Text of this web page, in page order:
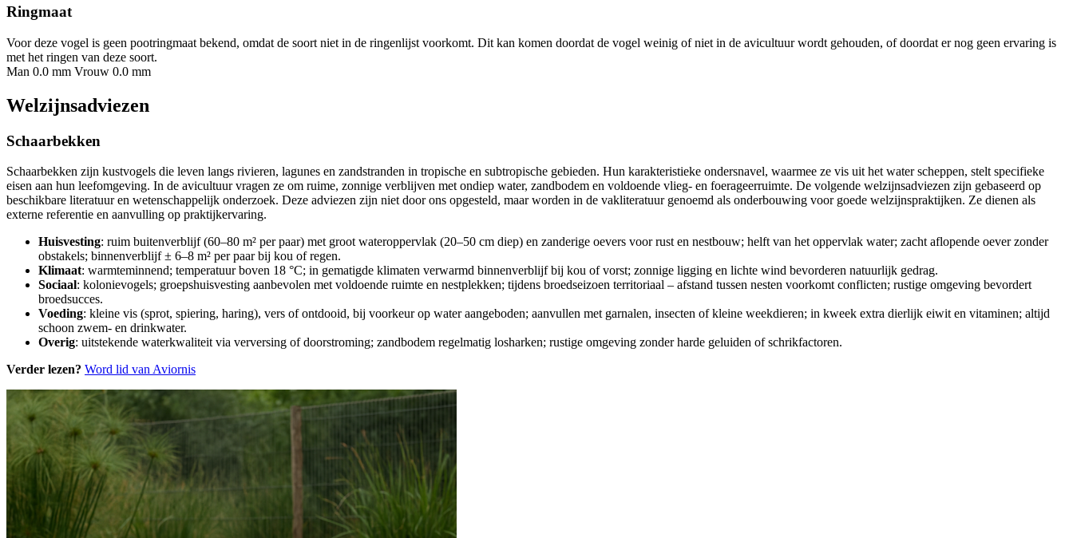
Ringmaat
Voor deze vogel is geen pootringmaat bekend, omdat de soort niet in de ringenlijst voorkomt. Dit kan komen doordat de vogel weinig of niet in de avicultuur wordt gehouden, of doordat er nog geen ervaring is
met het ringen van deze soort.
Man 0.0 mm Vrouw 0.0 mm
Welzijnsadviezen
Schaarbekken
Schaarbekken zijn kustvogels die leven langs rivieren, lagunes en zandstranden in tropische en subtropische gebieden. Hun karakteristieke ondersnavel, waarmee ze vis uit het water scheppen, stelt specifieke
eisen aan hun leefomgeving. In de avicultuur vragen ze om ruime, zonnige verblijven met ondiep water, zandbodem en voldoende vlieg- en foerageerruimte. De volgende welzijnsadviezen zijn gebaseerd op
beschikbare literatuur en wetenschappelijk onderzoek. Deze adviezen zijn niet door ons opgesteld, maar worden in de vakliteratuur genoemd als onderbouwing voor goede welzijnspraktijken. Ze dienen als
externe referentie en aanvulling op praktijkervaring.
Huisvesting: ruim buitenverblijf (60–80 m² per paar) met groot wateroppervlak (20–50 cm diep) en zanderige oevers voor rust en nestbouw; helft van het oppervlak water; zacht aflopende oever zonder
obstakels; binnenverblijf ± 6–8 m² per paar bij kou of regen.
Klimaat: warmteminnend; temperatuur boven 18 °C; in gematigde klimaten verwarmd binnenverblijf bij kou of vorst; zonnige ligging en lichte wind bevorderen natuurlijk gedrag.
Sociaal: kolonievogels; groepshuisvesting aanbevolen met voldoende ruimte en nestplekken; tijdens broedseizoen territoriaal – afstand tussen nesten voorkomt conflicten; rustige omgeving bevordert
broedsucces.
Voeding: kleine vis (sprot, spiering, haring), vers of ontdooid, bij voorkeur op water aangeboden; aanvullen met garnalen, insecten of kleine weekdieren; in kweek extra dierlijk eiwit en vitaminen; altijd
schoon zwem- en drinkwater.
Overig: uitstekende waterkwaliteit via verversing of doorstroming; zandbodem regelmatig losharken; rustige omgeving zonder harde geluiden of schrikfactoren.
Verder lezen? Word lid van Aviornis